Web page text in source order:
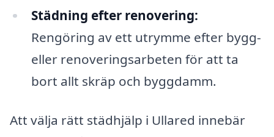
Städning efter renovering:
Rengöring av ett utrymme efter bygg-
eller renoveringsarbeten för att ta
bort allt skräp och byggdamm.
Att välja rätt städhjälp i Ullared innebär